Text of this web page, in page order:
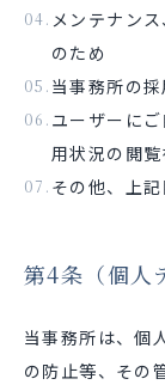
メンテナン
のため
当事務所の
ユーザーに
用状況の閲
その他、上
第4条（個人
当事務所は、個
の防止等、その